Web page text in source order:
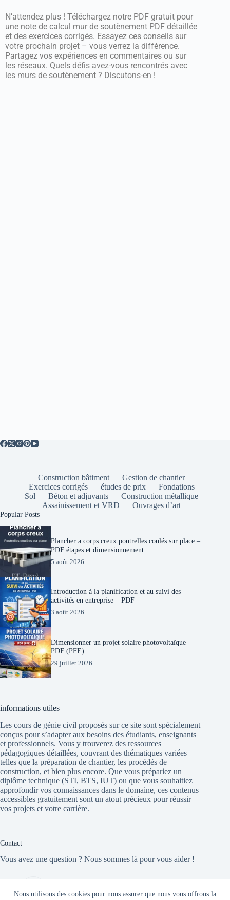
Nous utilisons des cookies pour nous assurer que nous vous offrons la
N’attendez plus ! Téléchargez notre PDF gratuit pour
une note de calcul mur de soutènement PDF détaillée
et des exercices corrigés. Essayez ces conseils sur
votre prochain projet – vous verrez la différence.
Partagez vos expériences en commentaires ou sur
les réseaux. Quels défis avez-vous rencontrés avec
les murs de soutènement ? Discutons-en !
Construction bâtiment
Gestion de chantier
Exercices corrigés
études de prix
Fondations
Sol
Béton et adjuvants
Construction métallique
Assainissement et VRD
Ouvrages d’art
Popular Posts
Plancher a corps creux poutrelles coulés sur place –
PDF étapes et dimensionnement
5 août 2026
Introduction à la planification et au suivi des
activités en entreprise – PDF
3 août 2026
Dimensionner un projet solaire photovoltaïque –
PDF (PFE)
29 juillet 2026
informations utiles
Les cours de génie civil proposés sur ce site sont spécialement
conçus pour s’adapter aux besoins des étudiants, enseignants
et professionnels. Vous y trouverez des ressources
pédagogiques détaillées, couvrant des thématiques variées
telles que la préparation de chantier, les procédés de
construction, et bien plus encore. Que vous prépariez un
diplôme technique (STI, BTS, IUT) ou que vous souhaitiez
approfondir vos connaissances dans le domaine, ces contenus
accessibles gratuitement sont un atout précieux pour réussir
vos projets et votre carrière.
Contact
Vous avez une question ? Nous sommes là pour vous aider !
cours-genie-civil.com